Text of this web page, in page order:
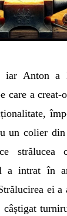
iar Anton a
care a creat-
un colier
strălucea
a intrat în
ei